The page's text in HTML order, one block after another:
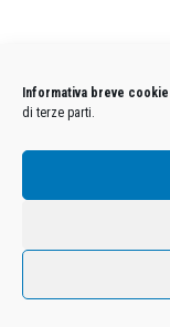
Informativa breve cookie
di terze parti.